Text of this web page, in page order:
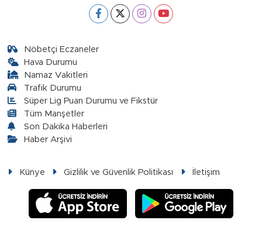
Nöbetçi Eczaneler
Hava Durumu
Namaz Vakitleri
Trafik Durumu
Süper Lig Puan Durumu ve Fikstür
Tüm Manşetler
Son Dakika Haberleri
Haber Arşivi
Künye Gizlilik ve Güvenlik Politikası İletişim